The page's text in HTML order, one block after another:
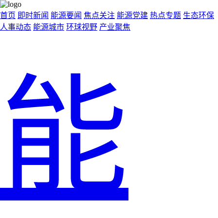
首页 即时新闻 能源要闻 焦点关注 能源党建 热点专题 生态环保
人事动态 能源城市 环球视野 产业聚焦
能